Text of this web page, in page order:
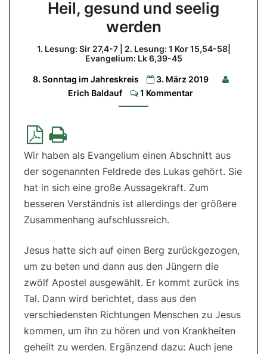
gesund
und
seelig
werden
1.
Lesung:
Sir
15,54-
58|
Evangelium:
Lk
6,39-
45
Heil, gesund und seelig
werden
1. Lesung: Sir 27,4-7 | 2. Lesung: 1 Kor 15,54-58|
Evangelium: Lk 6,39-45
8. Sonntag im Jahreskreis
3. März 2019
Erich Baldauf
Comments
1 Kommentar
Wir haben als Evangelium einen Abschnitt aus
der sogenannten Feldrede des Lukas gehört. Sie
hat in sich eine große Aussagekraft. Zum
besseren Verständnis ist allerdings der größere
Zusammenhang aufschlussreich.
Jesus hatte sich auf einen Berg zurückgezogen,
um zu beten und dann aus den Jüngern die
zwölf Apostel ausgewählt. Er kommt zurück ins
Tal. Dann wird berichtet, dass aus den
verschiedensten Richtungen Menschen zu Jesus
kommen, um ihn zu hören und von Krankheiten
geheilt zu werden. Ergänzend dazu: Auch jene